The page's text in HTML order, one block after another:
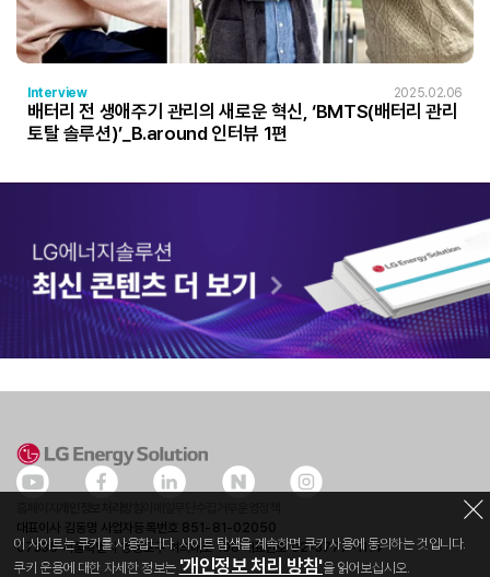
Interview 2025.02.06
배터리 전 생애주기 관리의 새로운 혁신, ‘BMTS(배터리 관리
토탈 솔루션)’_B.around 인터뷰 1편
대표이사 김동명 사업자등록번호 851-81-02050
07335 서울특별시 영등포구 여의대로 108 대표번호 02-3777-1114
이 사이트는 쿠키를 사용합니다. 사이트 탐색을 계속하면 쿠키 사용에 동의하는 것입니다.
쿠키 운용에 대한 자세한 정보는 '개인정보 처리 방침'을 읽어보십시오.